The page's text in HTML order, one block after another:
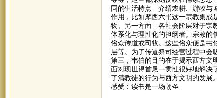
同的生活特点，介绍农耕、游牧与
作用，比如摩西六书这一宗教集成
物。另一方面，各社会阶层对于宗
体系化与理性化的担纲者。宗教的
俗众传道或司牧。这些俗众便是韦
层等。为了传道祭司经营过程中会
第三，韦伯的目的在于揭示西方文
面对现世得首尾一贯性很好地解决
了清教徒的行为与西方文明的发展
感受：读书是一场朝圣